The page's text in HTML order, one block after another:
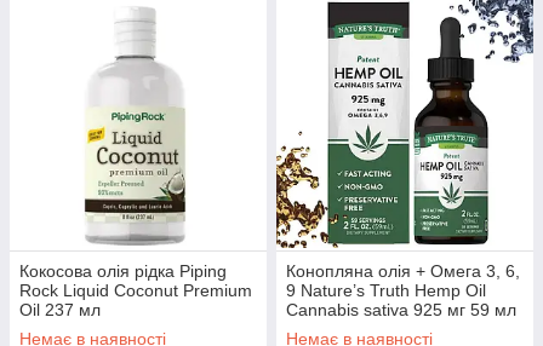
Кокосова олія рідка Piping
Rock Liquid Coconut Premium
Oil 237 мл
Немає в наявності
Конопляна олія + Омега 3, 6,
9 Nature’s Truth Hemp Oil
Cannabis sativa 925 мг 59 мл
(уцінка термін по 8.23)
Немає в наявності